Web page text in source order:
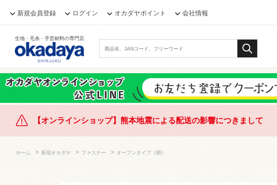
新規会員登録 ログイン オカダヤポイント 会社情報
生地・毛糸・手芸材料の専門店
【オンラインショップ】熊本地震による配送の影響につきまして
ホーム > 新宿オカダヤ > ファスナー > オープンタイプ（開）